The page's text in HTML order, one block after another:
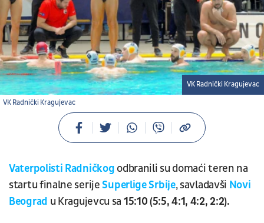
VK Radnički Kragujevac
VK Radnički Kragujevac
Vaterpolisti Radničkog odbranili su domaći teren na
startu finalne serijeSuperlige Srbije, savladavši Novi
Beograd u Kragujevcu sa 15:10 (5:5, 4:1, 4:2, 2:2).